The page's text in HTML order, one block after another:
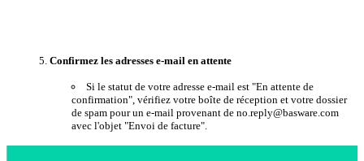
Confirmez les adresses e-mail en attente
Si le statut de votre adresse e-mail est "En attente de
confirmation", vérifiez votre boîte de réception et votre dossier
de spam pour un e-mail provenant de no.reply@basware.com
avec l'objet "Envoi de facture".